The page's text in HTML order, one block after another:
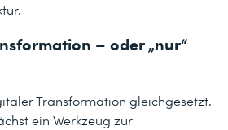
– oder „nur“
Transformation gleichgesetzt.
ein Werkzeug zur